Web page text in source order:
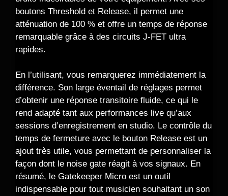
boutons Threshold et Release, il permet une
atténuation de 100 % et offre un temps de réponse
remarquable grâce à des circuits J-FET ultra
rapides.
En l’utilisant, vous remarquerez immédiatement la
différence. Son large éventail de réglages permet
d’obtenir une réponse transitoire fluide, ce qui le
rend adapté tant aux performances live qu’aux
sessions d’enregistrement en studio. Le contrôle du
temps de fermeture avec le bouton Release est un
ajout très utile, vous permettant de personnaliser la
façon dont le noise gate réagit à vos signaux. En
résumé, le Gatekeeper Micro est un outil
indispensable pour tout musicien souhaitant un son